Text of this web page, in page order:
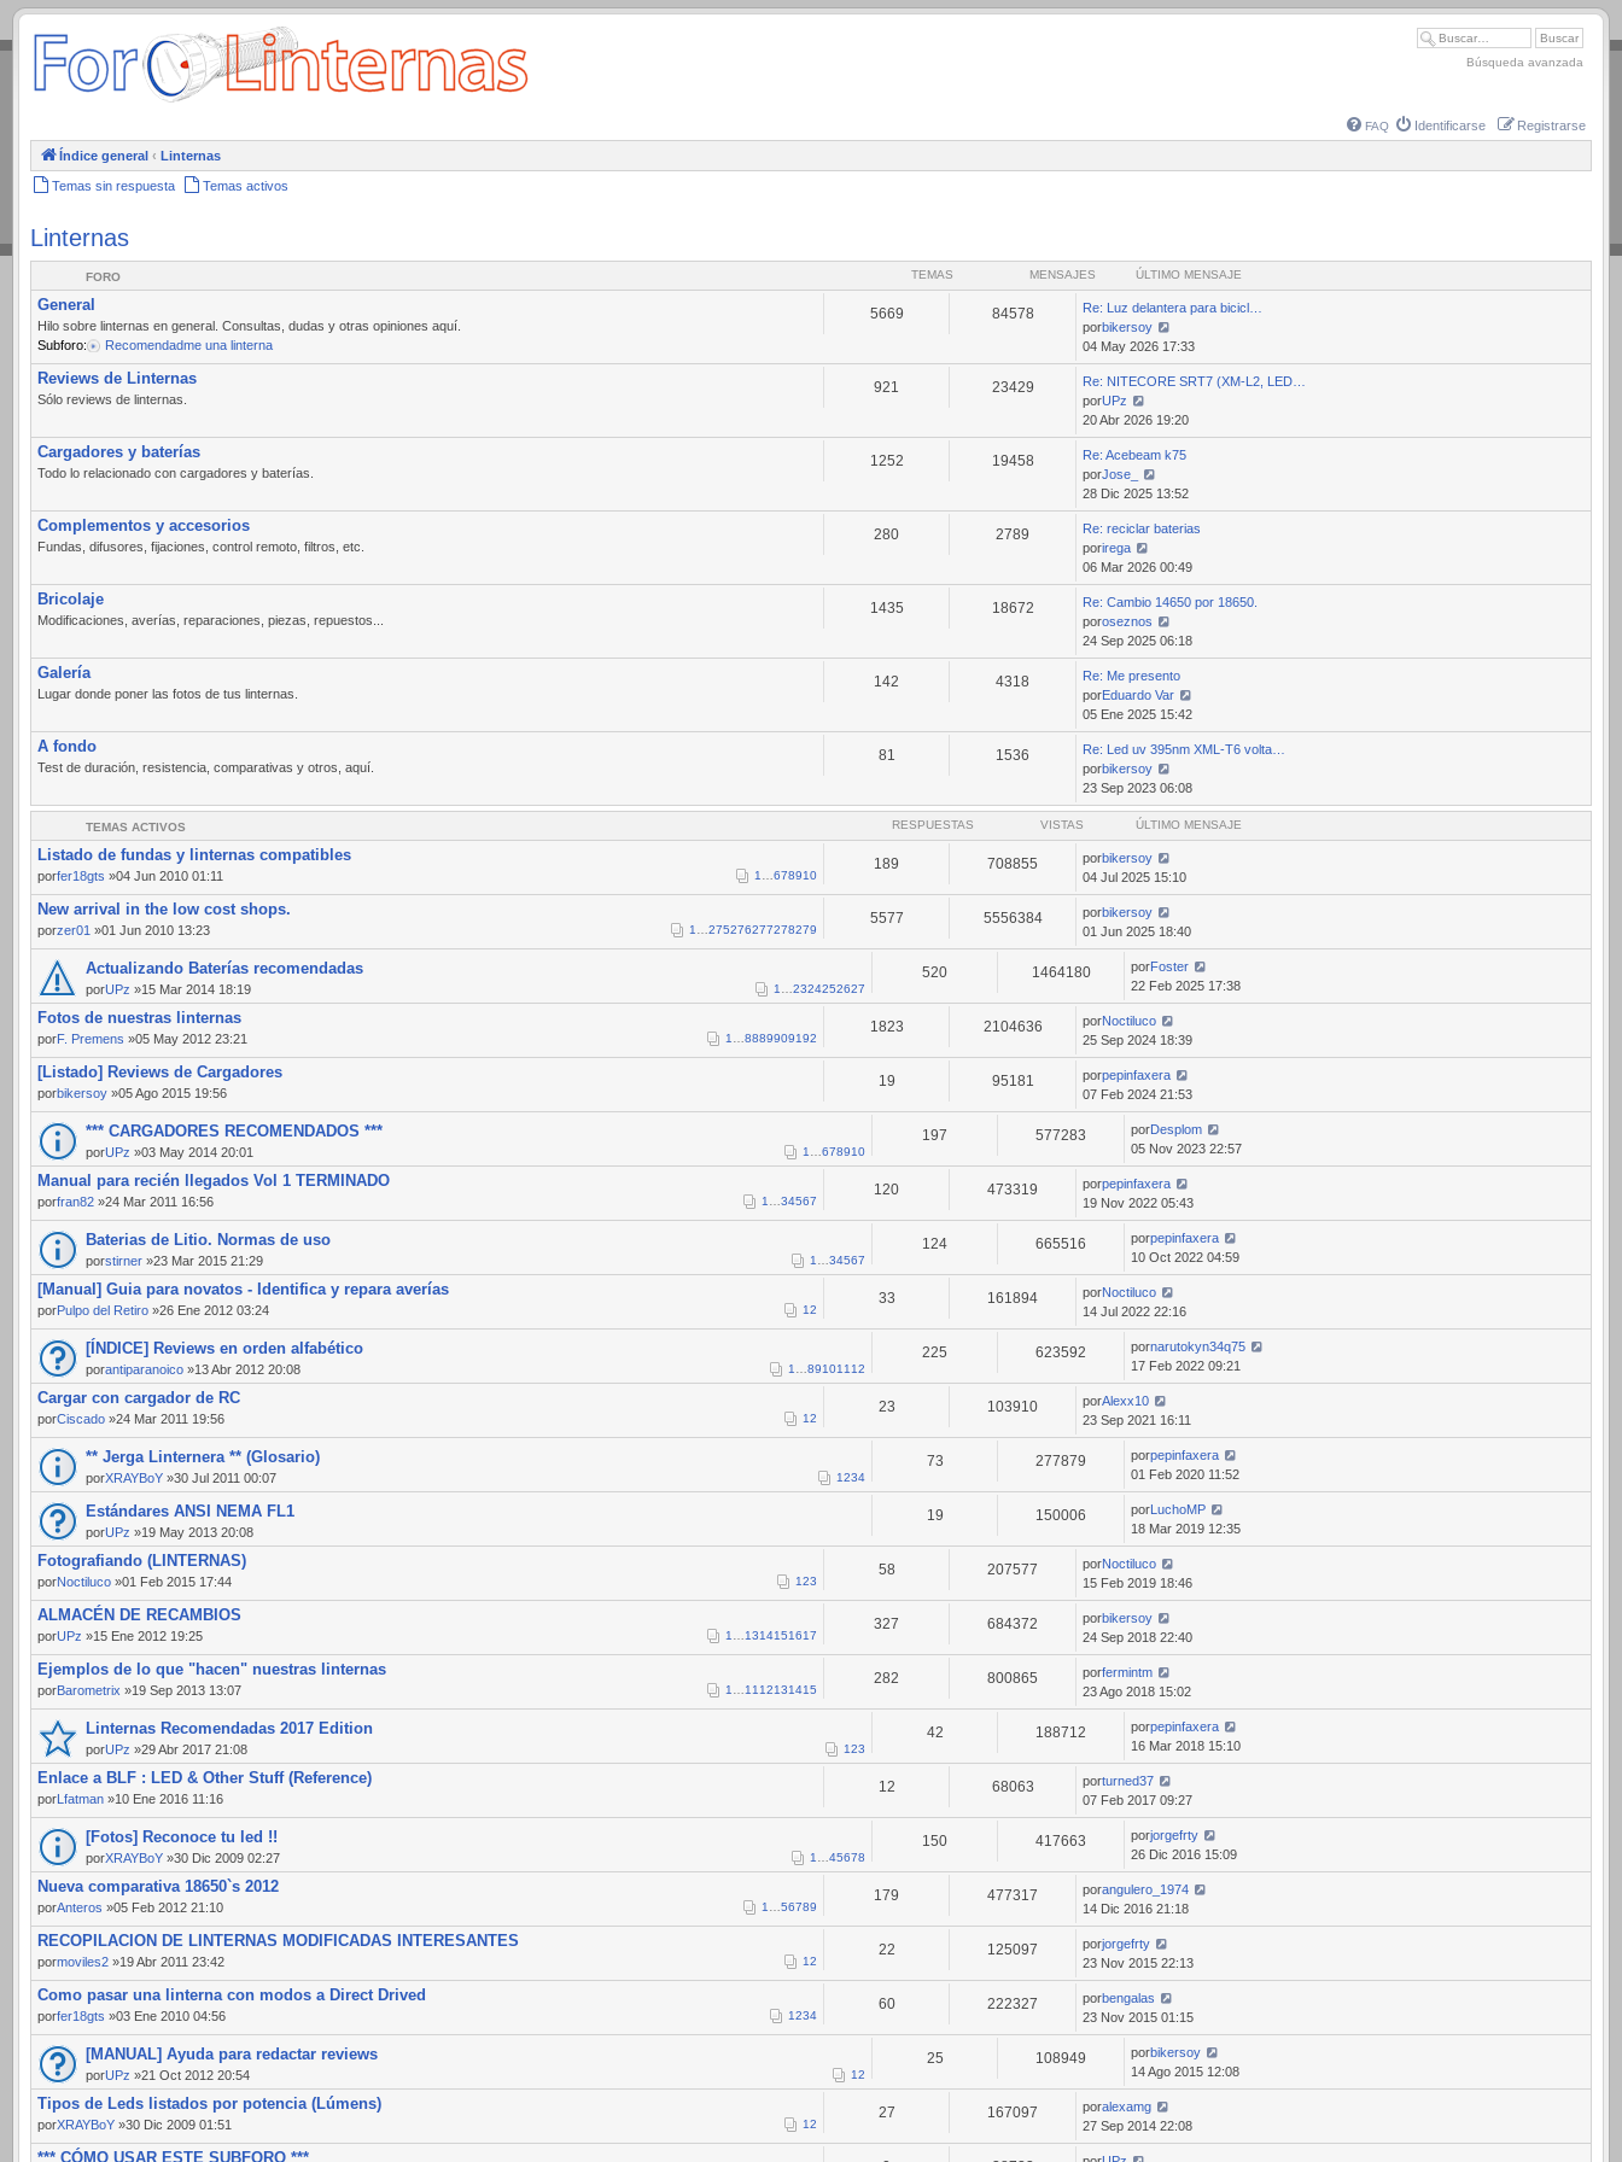
.
Búsqueda avanzada
FAQ Identificarse Registrarse
Índice general ‹ Linternas
Temas sin respuesta Temas activos
Linternas
FORO TEMAS MENSAJES ÚLTIMO MENSAJE
General
Hilo sobre linternas en general. Consultas, dudas y otras opiniones aquí.
Subforo:
Recomendadme una linterna
5669 84578
Re: Luz delantera para bicicl…
porbikersoy
Ver
último
mensaje
04 May 2026 17:33
Reviews de Linternas
Sólo reviews de linternas.
921 23429
Re: NITECORE SRT7 (XM-L2, LED…
porUPz
Ver
último
mensaje
20 Abr 2026 19:20
Cargadores y baterías
Todo lo relacionado con cargadores y baterías.
1252 19458
Re: Acebeam k75
porJose_
Ver
último
mensaje
28 Dic 2025 13:52
Complementos y accesorios
Fundas, difusores, fijaciones, control remoto, filtros, etc.
280 2789
Re: reciclar baterias
porirega
Ver
último
mensaje
06 Mar 2026 00:49
Bricolaje
Modificaciones, averías, reparaciones, piezas, repuestos...
1435 18672
Re: Cambio 14650 por 18650.
poroseznos
Ver
último
mensaje
24 Sep 2025 06:18
Galería
Lugar donde poner las fotos de tus linternas.
142 4318
Re: Me presento
porEduardo Var
Ver
último
mensaje
05 Ene 2025 15:42
A fondo
Test de duración, resistencia, comparativas y otros, aquí.
81 1536
Re: Led uv 395nm XML-T6 volta…
porbikersoy
Ver
último
mensaje
23 Sep 2023 06:08
TEMAS ACTIVOS RESPUESTAS VISTAS ÚLTIMO MENSAJE
Listado de fundas y linternas compatibles
porfer18gts »04 Jun 2010 01:11 1 678910
189 708855 porbikersoy
04 Jul 2025 15:10
New arrival in the low cost shops.
porzer01 »01 Jun 2010 13:23 1 275276277278279
5577 5556384 porbikersoy
01 Jun 2025 18:40
Actualizando Baterías recomendadas
porUPz »15 Mar 2014 18:19 1 2324252627
520 1464180 porFoster
22 Feb 2025 17:38
Fotos de nuestras linternas
porF. Premens »05 May 2012 23:21 1 8889909192
1823 2104636 porNoctiluco
25 Sep 2024 18:39
[Listado] Reviews de Cargadores
porbikersoy »05 Ago 2015 19:56
19 95181 porpepinfaxera
07 Feb 2024 21:53
*** CARGADORES RECOMENDADOS ***
porUPz »03 May 2014 20:01 1 678910
197 577283 porDesplom
05 Nov 2023 22:57
Manual para recién llegados Vol 1 TERMINADO
porfran82 »24 Mar 2011 16:56 1 34567
120 473319 porpepinfaxera
19 Nov 2022 05:43
Baterias de Litio. Normas de uso
porstirner »23 Mar 2015 21:29 1 34567
124 665516 porpepinfaxera
10 Oct 2022 04:59
[Manual] Guia para novatos - Identifica y repara averías
porPulpo del Retiro »26 Ene 2012 03:24 12
33 161894 porNoctiluco
14 Jul 2022 22:16
[ÍNDICE] Reviews en orden alfabético
porantiparanoico »13 Abr 2012 20:08 1 891011 12
225 623592 pornarutokyn34q75
17 Feb 2022 09:21
Cargar con cargador de RC
porCiscado »24 Mar 2011 19:56 12
23 103910 porAlexx10
23 Sep 2021 16:11
** Jerga Linternera ** (Glosario)
porXRAYBoY »30 Jul 2011 00:07 1234
73 277879 porpepinfaxera
01 Feb 2020 11:52
Estándares ANSI NEMA FL1
porUPz »19 May 2013 20:08
19 150006 porLuchoMP
18 Mar 2019 12:35
Fotografiando (LINTERNAS)
porNoctiluco »01 Feb 2015 17:44 123
58 207577 porNoctiluco
15 Feb 2019 18:46
ALMACÉN DE RECAMBIOS
porUPz »15 Ene 2012 19:25 1 1314151617
327 684372 porbikersoy
24 Sep 2018 22:40
Ejemplos de lo que "hacen" nuestras linternas
porBarometrix »19 Sep 2013 13:07 1 11 12131415
282 800865 porfermintm
23 Ago 2018 15:02
Linternas Recomendadas 2017 Edition
porUPz »29 Abr 2017 21:08 123
42 188712 porpepinfaxera
16 Mar 2018 15:10
Enlace a BLF : LED & Other Stuff (Reference)
porLfatman »10 Ene 2016 11:16
12 68063 porturned37
07 Feb 2017 09:27
[Fotos] Reconoce tu led !!
porXRAYBoY »30 Dic 2009 02:27 1 45678
150 417663 porjorgefrty
26 Dic 2016 15:09
Nueva comparativa 18650`s 2012
porAnteros »05 Feb 2012 21:10 1 56789
179 477317 porangulero_1974
14 Dic 2016 21:18
RECOPILACION DE LINTERNAS MODIFICADAS INTERESANTES
pormoviles2 »19 Abr 2011 23:42 12
22 125097 porjorgefrty
23 Nov 2015 22:13
Como pasar una linterna con modos a Direct Drived
porfer18gts »03 Ene 2010 04:56 1234
60 222327 porbengalas
23 Nov 2015 01:15
[MANUAL] Ayuda para redactar reviews
porUPz »21 Oct 2012 20:54 12
25 108949 porbikersoy
14 Ago 2015 12:08
Tipos de Leds listados por potencia (Lúmens)
porXRAYBoY »30 Dic 2009 01:51 12
27 167097 poralexamg
27 Sep 2014 22:08
*** CÓMO USAR ESTE SUBFORO ***